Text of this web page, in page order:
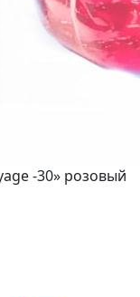
-30» розовый